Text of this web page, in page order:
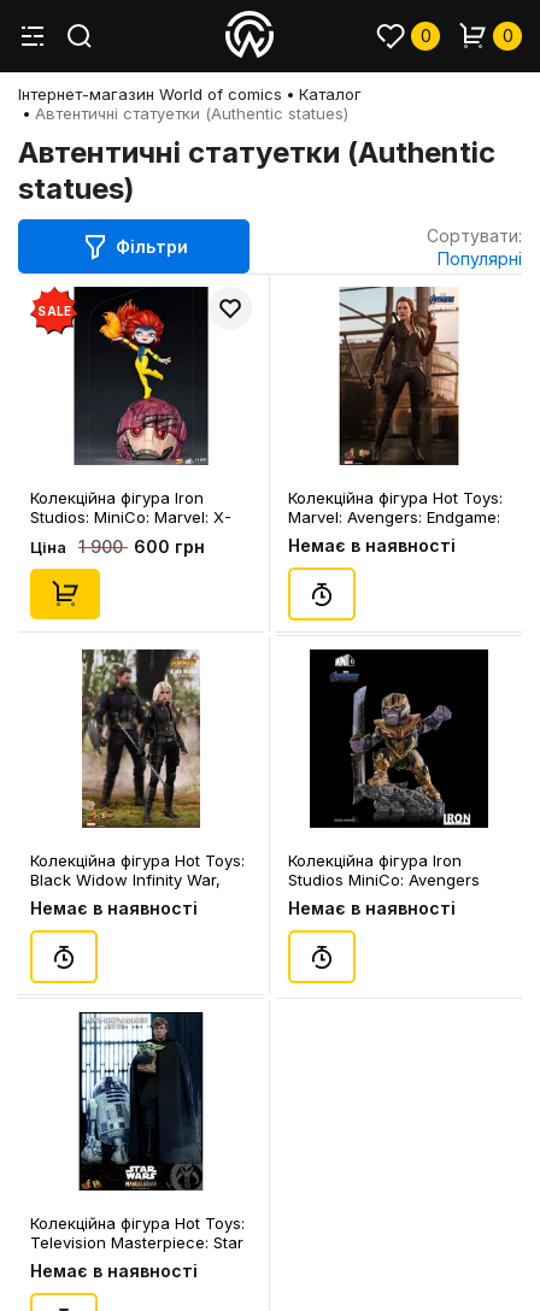
0 0
Інтернет-магазин World of comics
Каталог
Автентичні статуетки (Authentic statues)
Автентичні статуетки (Authentic
statues)
Фільтри
Сортувати:
Популярні
SALE
Колекційна фігура Iron
Studios: MiniCo: Marvel: X-
Men: Jean Grey, (128358)
Ціна 1 900 600 грн
Колекційна фігура Hot Toys:
Marvel: Avengers: Endgame:
Black Widow, (80158)
Немає в наявності
Колекційна фігура Hot Toys:
Black Widow Infinity War,
(85064)
Немає в наявності
Колекційна фігура Iron
Studios MiniCo: Avengers
Endgame: Thanos, (715555)
Немає в наявності
Колекційна фігура Hot Toys:
Television Masterpiece: Star
Wars: The Mandalorian: Luke
Skywalker (Deluxe Version),
(609021)
Немає в наявності